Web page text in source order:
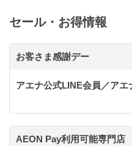
セール・お得情報
お客さま感謝デー
アエナ公式LINE会員／ア
AEON Pay利用可能専門店